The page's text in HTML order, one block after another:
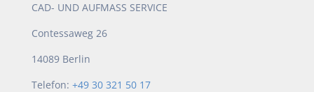
CAD- UND AUFMASS SERVICE
Contessaweg 26
14089 Berlin
Telefon: +49 30 321 50 17